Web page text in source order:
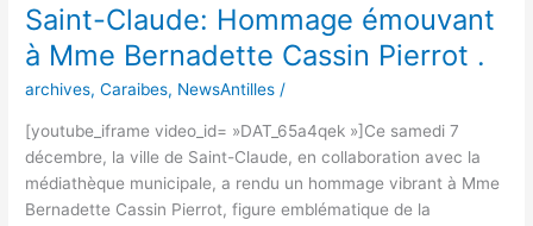
Saint-Claude: Hommage émouvant
à Mme Bernadette Cassin Pierrot .
archives,Caraibes, NewsAntilles /
[youtube_iframe video_id= »DAT_65a4qek »]Ce samedi 7
décembre, la ville de Saint-Claude, en collaboration avec la
médiathèque municipale, a rendu un hommage vibrant à Mme
Bernadette Cassin Pierrot, figure emblématique de la